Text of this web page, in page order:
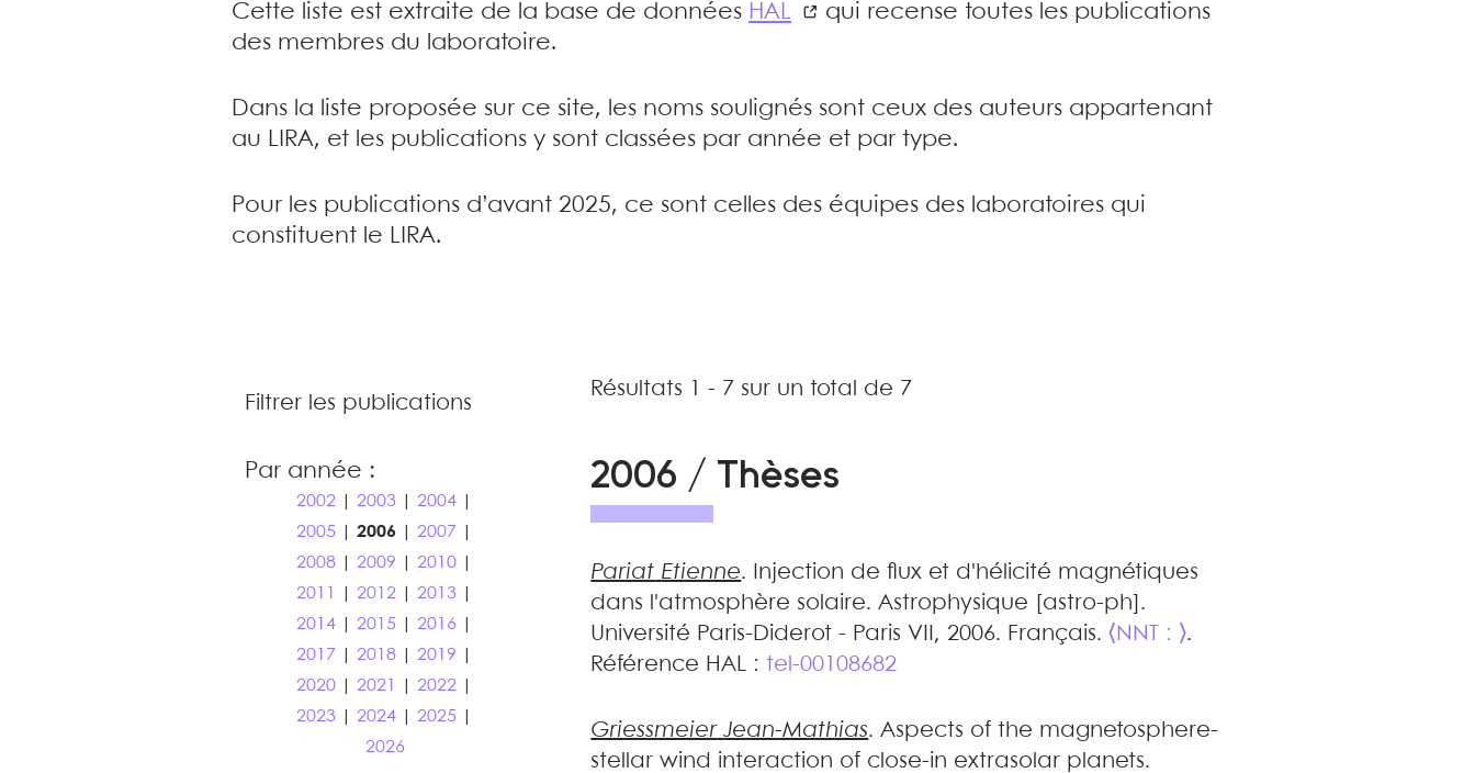
Cette liste est extraite de la base de données HAL
qui recense toutes les publications
des membres du laboratoire.
Dans la liste proposée sur ce site, les noms soulignés sont ceux des auteurs appartenant
au LIRA, et les publications y sont classées par année et par type.
Pour les publications d’avant 2025, ce sont celles des équipes des laboratoires qui
constituent le LIRA.
Filtrer les publications
Par année :
2002 |2003 |2004
2005 |2006 |2007
2008 |2009 |2010
2011
|2012 |2013
2014 |2015 |2016
2017 |2018 |2019
2020 |2021 |2022
2023 |2024 |2025
2026
Résultats 1 - 7 sur un total de 7
2006 / Thèses
Pariat Etienne.
Injection de flux et d'hélicité magnétiques
dans l'atmosphère solaire.Astrophysique [astro-ph].
Université Paris-Diderot - Paris VII, 2006. Français.⟨NNT : ⟩.
Référence HAL : tel-00108682
Griessmeier Jean-Mathias.Aspects of the magnetosphere-
stellar wind interaction of close-in extrasolar planets.